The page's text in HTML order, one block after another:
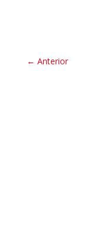
← Anterior